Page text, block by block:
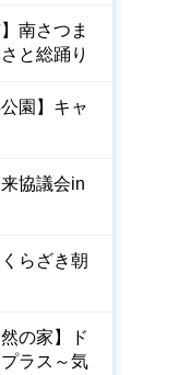
南さつま
と総踊り
園】キャ
来協議会in
くらざき朝
の家】ド
ラス～気